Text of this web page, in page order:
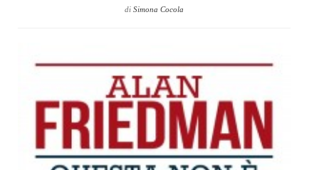
Rassegna Stampa
Archivio
Autori
Generi
di Simona Cocola